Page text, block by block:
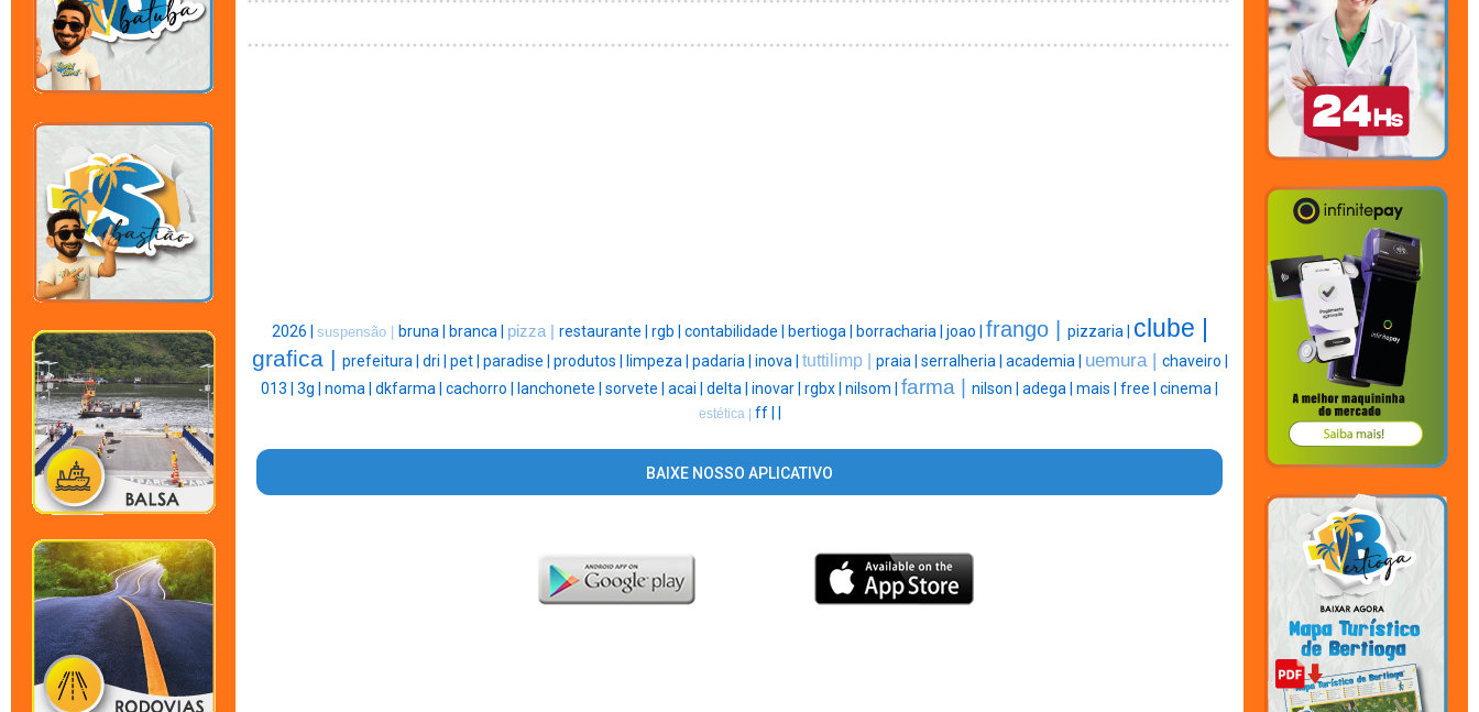
2026 | suspensão | bruna | branca | pizza | restaurante | rgb | contabilidade | bertioga | borracharia | joao | frango | pizzaria | clube |
grafica | prefeitura | dri | pet | paradise | produtos | limpeza | padaria | inova | tuttilimp | praia | serralheria | academia | uemura | chaveiro |
013 | 3g | noma | dkfarma | cachorro | lanchonete | sorvete | acai | delta | inovar | rgbx | nilsom | farma | nilson | adega | mais | free | cinema |
estética | ff |
BAIXE NOSSO APLICATIVO